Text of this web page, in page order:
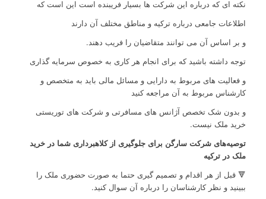
نکته ای که درباره این شرکت ها بسیار فریبنده است این است که
اطلاعات جامعی درباره ترکیه و مناطق مختلف آن دارند
و بر اساس آن می توانند متقاضیان را فریب دهند.
توجه داشته باشید که برای انجام هر کاری به خصوص سرمایه گذاری
و فعالیت های مربوط به دارایی و مسائل مالی باید به متخصص و
کارشناس مربوط به آن مراجعه کنید
و بدون شک تخصص آژانس های مسافرتی و شرکت های توریستی
خرید ملک نیست.
توصیه‌های شرکت سارگن برای جلوگیری ازکلاهبرداری شما در خرید
ملک در ترکیه
🔻 قبل از هر اقدام و تصمیم گیری حتما به صورت حضوری ملک را
ببینید و نظر کارشناسان را درباره آن سوال کنید.